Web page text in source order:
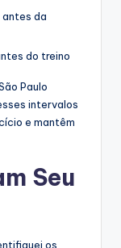
da
do treino
Paulo
intervalos
e mantêm
Seu
os